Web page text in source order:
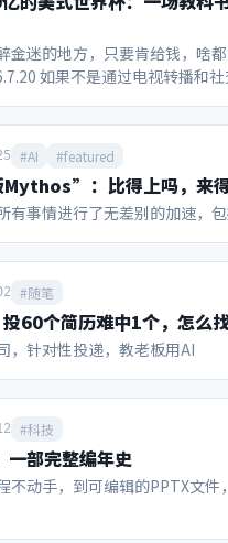
还是会迎合说话人，且提示词
了一个小时，最终得出的结论
学问题，可能会在实际应用后
散模型的防幻觉能力。 ……？
格是因为教材和老师教的不好
是个非常好的教材，至少达到
由于我没有任何数学家人脉，
本文依然能作为一个参考案例，
大众接触到的AI做教学辅助的实
凭借自身的知识水平独立对本
有对话为如实转录，包含了作
觉，不可以未经求证直接取用。
看Gemini自行整理的脱水版问
言解释挂谷猜想和王虹的工作。
旋转360度，扫过面积可无限趋
用“代数剪刀”证明了线段在
了这个幽灵几何体的“维度骨
离开桌面，并把面积压到更小？
类似“打三把方向让车掉头”的
的滑行通道，让针在做极小转动
转。（视频） 视频里展示的是已
只是为了让肉眼看清通道而仅
金迷的地方，只要肯给钱，啥
如果不是通过电视转播和
爆如此强烈的消费狂热，也难
合度”如此之高。 首先不得不提
决赛当天，比赛现场还笼罩着
国多个城市是这一天全球空气
约/新泽西大都会人寿体育场还
观众席不乏阿尔卡拉斯、小威
蒂诺并肩观赛。决赛前48小时
最高炒到69786美元，国际足联
息期间，也在世界杯历史上首
、夏奇拉、防弹少年团BTS、
方之一的美国宁可让中场休息
超级碗”增加中场秀环节，以
届世界杯也借鉴了美国另一大
节，就是售卖所谓的冠军戒指
军戒指可以象征性地把大力神杯
掏钱购买的人。当然分享荣耀
戒指官宣，2026枚限量戒指中
15万美元，理论上销售额约3
#AI #featured
Mythos”：比得上吗，来得
有事情进行了无差别的加速，包
#随笔
60个简历难中1个，怎么
，针对性投递，教老板用AI
#科技
一部完整编年史
不动手，到可编辑的PPTX文件